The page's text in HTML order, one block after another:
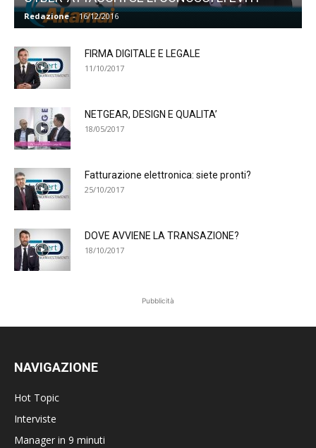
Redazione - 16/12/2016
FIRMA DIGITALE E LEGALE
11/10/2017
NETGEAR, DESIGN E QUALITA’
18/05/2017
Fatturazione elettronica: siete pronti?
25/10/2017
DOVE AVVIENE LA TRANSAZIONE?
18/10/2017
Pubblicità
NAVIGAZIONE
Hot Topic
Interviste
Manager in 9 minuti